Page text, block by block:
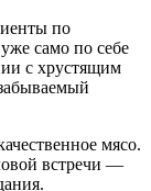
по
само по себе
с хрустящим
мясо.
встречи —